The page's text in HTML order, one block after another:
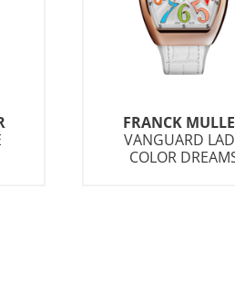
FRANCK
VANGUARD
COLOR DREAMS